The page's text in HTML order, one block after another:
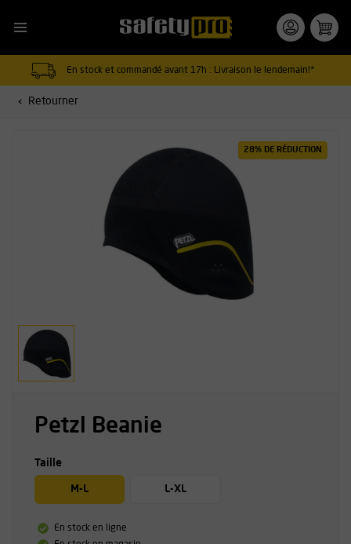
En stock et commandé avant 17h : Livraison le lendemain!*
Retourner
28% DE RÉDUCTION
Petzl Beanie
Taille
M-L L-XL
En stock en ligne